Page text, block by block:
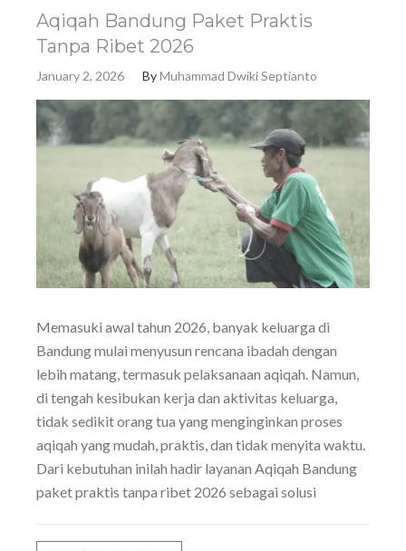
Aqiqah Bandung Paket Praktis
Tanpa Ribet 2026
January 2, 2026 ByMuhammad Dwiki Septianto
Memasuki awal tahun 2026, banyak keluarga di
Bandung mulai menyusun rencana ibadah dengan
lebih matang, termasuk pelaksanaan aqiqah. Namun,
di tengah kesibukan kerja dan aktivitas keluarga,
tidak sedikit orang tua yang menginginkan proses
aqiqah yang mudah, praktis, dan tidak menyita waktu.
Dari kebutuhan inilah hadir layanan Aqiqah Bandung
paket praktis tanpa ribet 2026 sebagai solusi